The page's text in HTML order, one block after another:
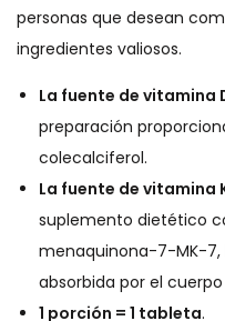
personas que desean
ingredientes valiosos.
La fuente de vitamina
preparación
colecalciferol.
La fuente de vitamina
suplemento dietético
menaquinona-7-MK-
absorbida por el
1 porción = 1 tableta.